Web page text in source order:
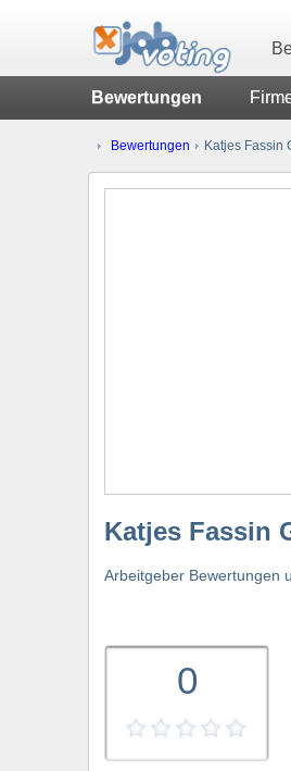
Bewertungen
Bewertungen Katjes Fassin
Katjes Fassin
Arbeitgeber Bewertungen
0